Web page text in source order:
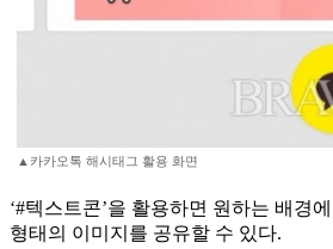
▲카카오톡 해시태그 활용 화면
‘#텍스트콘’을 활용하면 원하는 배경
형태의 이미지를 공유할 수 있다.